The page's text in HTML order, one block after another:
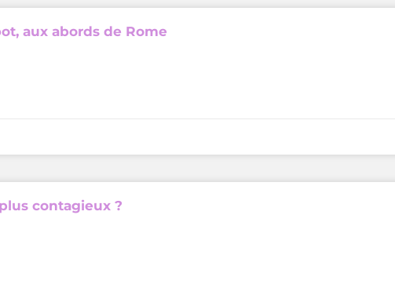
aux abords de Rome
contagieux ?